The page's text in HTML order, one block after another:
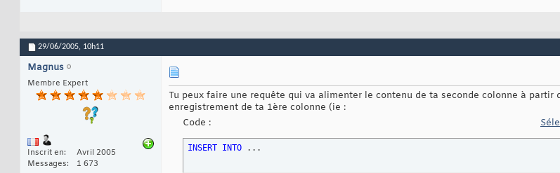
29/06/2005, 10h11
Magnus
Membre Expert
Inscrit en
Avril 2005
Messages
1 673
Tu peux faire une requête qui va alimenter le contenu de ta seconde colonne à partir
enregistrement de ta 1ère colonne (ie :
Code :
INSERT INTO ...